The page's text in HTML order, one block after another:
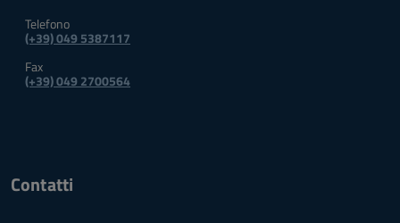
Telefono
(+39) 049 5387117
Fax
(+39) 049 2700564
Contatti